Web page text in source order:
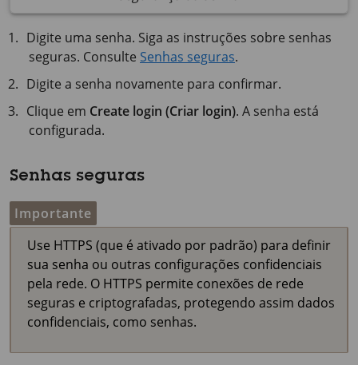
Digite uma senha. Siga as instruções sobre senhas
seguras. Consulte Senhas seguras.
Digite a senha novamente para confirmar.
Clique em Create login (Criar login). A senha está
configurada.
Senhas seguras
Importante
Use HTTPS (que é ativado por padrão) para definir
sua senha ou outras configurações confidenciais
pela rede. O HTTPS permite conexões de rede
seguras e criptografadas, protegendo assim dados
confidenciais, como senhas.